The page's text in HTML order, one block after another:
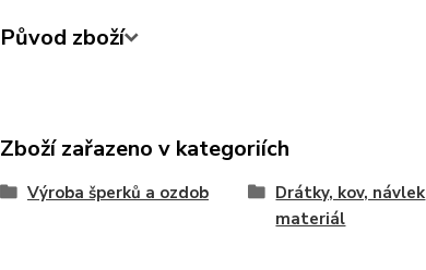
Původ zboží
Zboží zařazeno v kategoriích
Výroba šperků a ozdob
Drátky, kov, návlek
materiál